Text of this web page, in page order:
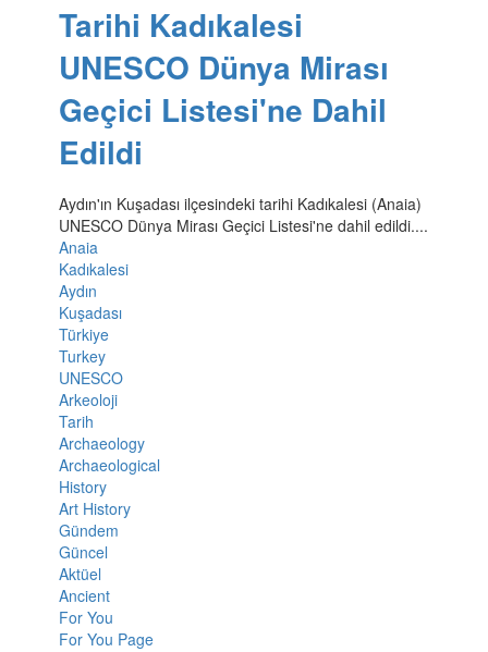
Tarihi Kadıkalesi
UNESCO Dünya Mirası
Geçici Listesi'ne Dahil
Edildi
Aydın'ın Kuşadası ilçesindeki tarihi Kadıkalesi (Anaia)
UNESCO Dünya Mirası Geçici Listesi'ne dahil edildi....
Anaia
Kadıkalesi
Aydın
Kuşadası
Türkiye
Turkey
UNESCO
Arkeoloji
Tarih
Archaeology
Archaeological
History
Art History
Gündem
Güncel
Aktüel
Ancient
For You
For You Page